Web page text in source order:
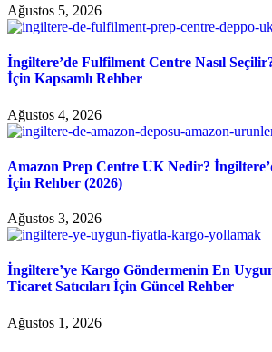
Ağustos 5, 2026
İngiltere’de Fulfilment Centre Nasıl
İçin Kapsamlı Rehber
Ağustos 4, 2026
Amazon Prep Centre UK Nedir?
İçin Rehber (2026)
Ağustos 3, 2026
İngiltere’ye Kargo Göndermenin En
Ticaret Satıcıları İçin Güncel Rehber
Ağustos 1, 2026